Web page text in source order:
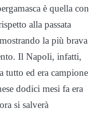
è quella con
alla passata
la più brava
Il Napoli, infatti,
tutto ed era campione
dodici mesi fa era
si salverà